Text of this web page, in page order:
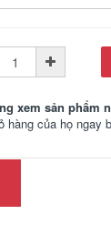
xem sản phẩm
hàng của họ ngay